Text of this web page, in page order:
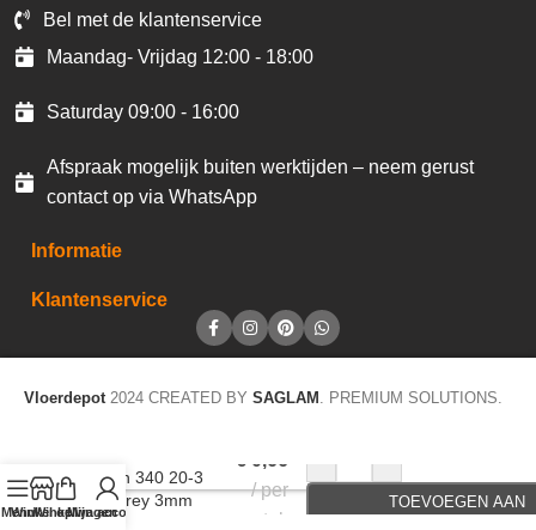
Bel met de klantenservice
Maandag- Vrijdag 12:00 - 18:00
Saturday 09:00 - 16:00
Afspraak mogelijk buiten werktijden – neem gerust
contact op via WhatsApp
Informatie
Klantenservice
Vloerdepot 2024 CREATED BY SAGLAM . PREMIUM SOLUTIONS.
Menu
Winkel op
Winkelwagen
Mijn account
Design 340 20-3
dark grey 3mm
91,5cm F203
€ 0,66
per
stuk
TOEVOEGEN AAN